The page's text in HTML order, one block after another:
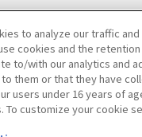
リシー個人情報及び特定
著作権・商標についてカス
to analyze our traffic
cookies and the
to/with our analytics and
them or that they have
users under 16 years of
To customize your cookie